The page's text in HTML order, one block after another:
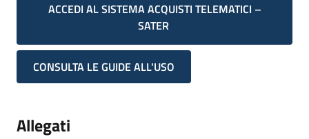
ACCEDI AL SISTEMA ACQUISTI TELEMATICI –
SATER
CONSULTA LE GUIDE ALL'USO
Allegati